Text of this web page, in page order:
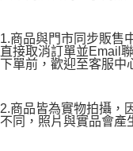
1.商品與門市同步販售
直接取消訂單並Email
下單前，歡迎至客服中
2.商品皆為實物拍攝，
不同，照片與實品會產